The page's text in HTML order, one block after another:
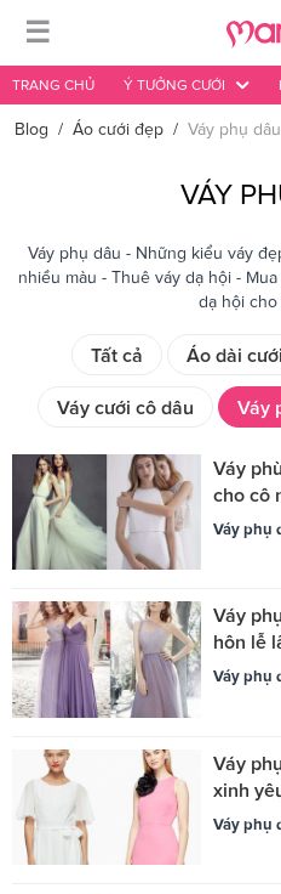
☰
TRANG CHỦ Ý TƯỞNG CƯỚI
Blog / Áo cưới đẹp / Váy phụ dâu
VÁY
Váy phụ dâu - Những kiểu váy
nhiều màu - Thuê váy dạ hội -
dạ hội
Tất cả Áo dài cưới
Váy cưới cô dâu Váy
Váy
cho cô
Váy phụ
Váy
hôn lễ
Váy phụ
Váy
xinh
Váy phụ